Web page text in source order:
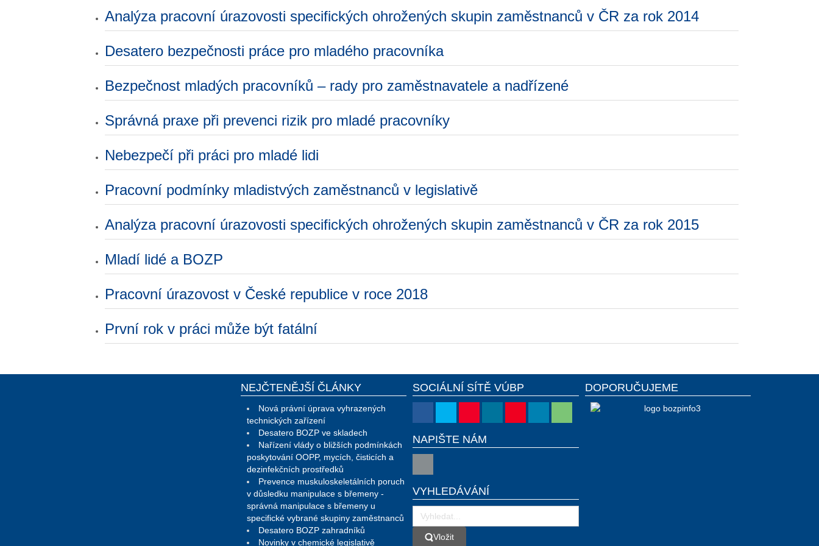
Analýza pracovní úrazovosti specifických ohrožených skupin zaměstnanců v ČR za rok 2014
Desatero bezpečnosti práce pro mladého pracovníka
Bezpečnost mladých pracovníků – rady pro zaměstnavatele a nadřízené
Správná praxe při prevenci rizik pro mladé pracovníky
Nebezpečí při práci pro mladé lidi
Pracovní podmínky mladistvých zaměstnanců v legislativě
Analýza pracovní úrazovosti specifických ohrožených skupin zaměstnanců v ČR za rok 2015
Mladí lidé a BOZP
Pracovní úrazovost v České republice v roce 2018
První rok v práci může být fatální
NEJČTENĚJŠÍ ČLÁNKY
Nová právní úprava vyhrazených
technických zařízení
Desatero BOZP ve skladech
Nařízení vlády o bližších podmínkách
poskytování OOPP, mycích, čisticích a
dezinfekčních prostředků
Prevence muskuloskeletálních poruch
v důsledku manipulace s břemeny -
správná manipulace s břemeny u
specifické vybrané skupiny zaměstnanců
Desatero BOZP zahradníků
Novinky v chemické legislativě
SOCIÁLNÍ SÍTĚ VÚBP
NAPIŠTE NÁM
VYHLEDÁVÁNÍ
VložitVložit
DOPORUČUJEME